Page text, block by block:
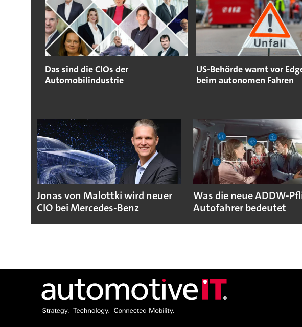
Das sind die CIOs der
Automobilindustrie
US-Behörde warnt vor
beim autonomen Fahren
Jonas von Malottki wird neuer
CIO bei Mercedes-Benz
Was die neue ADDW-
Autofahrer bedeutet